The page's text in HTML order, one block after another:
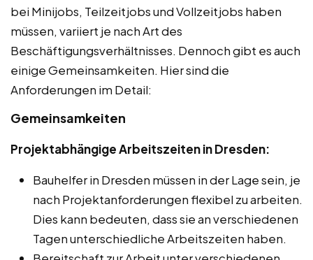
bei Minijobs, Teilzeitjobs und Vollzeitjobs haben
müssen, variiert je nach Art des
Beschäftigungsverhältnisses. Dennoch gibt es auch
einige Gemeinsamkeiten. Hier sind die
Anforderungen im Detail:
Gemeinsamkeiten
Projektabhängige Arbeitszeiten in Dresden:
Bauhelfer in Dresden müssen in der Lage sein, je
nach Projektanforderungen flexibel zu arbeiten.
Dies kann bedeuten, dass sie an verschiedenen
Tagen unterschiedliche Arbeitszeiten haben.